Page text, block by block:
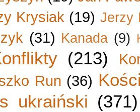
Krysiak (19) Jerzy
(31) Kanada (9)
(213)
Run (36)
ukraiński (371)